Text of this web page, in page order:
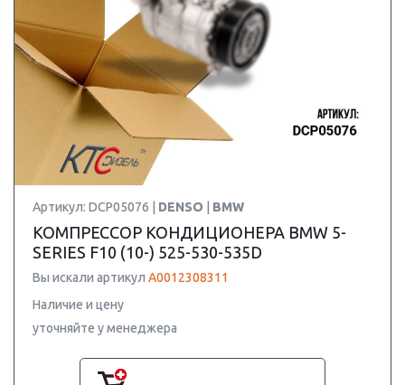
Артикул: DCP05076 | DENSO BMW
КОМПРЕССОР КОНДИЦИОНЕРА BMW 5-
SERIES F10 (10-) 525-530-535D
Вы искали артикул A0012308311
Наличие и цену
уточняйте у менеджера